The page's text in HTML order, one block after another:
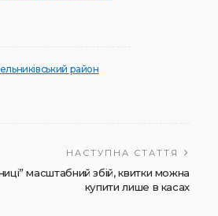
район
НАСТУПНА СТАТТЯ
масштабний збій, квитки можна
купити лише в касах